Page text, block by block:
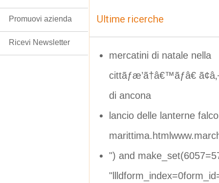
Ultime ricerche
mercatini di natale nella
cittãƒæ’ã†â€™ãƒâ€
di ancona
lancio delle lanterne
") and
Promuovi azienda
Ricevi Newsletter